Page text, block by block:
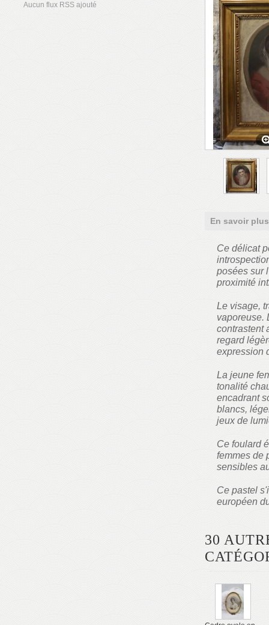
Aucun flux RSS ajouté
En savoir plus
Ce délicat
posées sur
proximité
Le visage,
vaporeuse.
contrastent
regard
expression
La jeune
tonalité
encadrant
blancs,
jeux de
Ce foulard
femmes de
sensibles
Ce pastel
européen
30